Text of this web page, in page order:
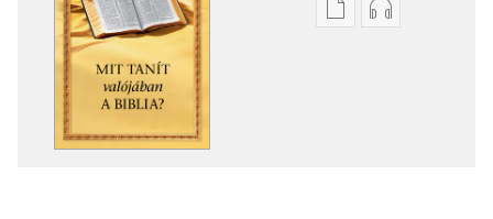
Kiadványok